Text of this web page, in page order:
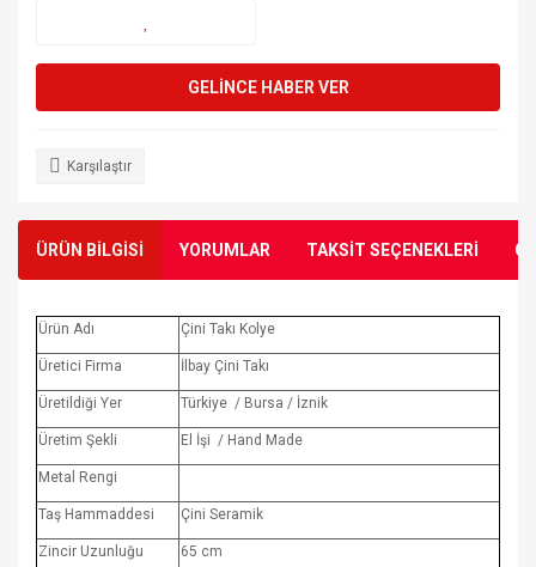
GELİNCE HABER VER
Karşılaştır
ÜRÜN BİLGİSİ YORUMLAR TAKSİT SEÇENEKLERİ
Ürün Adı Çini Takı Kolye
Üretici Firma İlbay Çini Takı
Üretildiği Yer Türkiye / Bursa / İznik
Üretim Şekli El İşi / Hand Made
Metal Rengi
Taş Hammaddesi Çini Seramik
Zincir Uzunluğu 65 cm